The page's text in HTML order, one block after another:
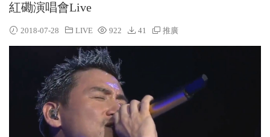
紅磡演唱會Live
2018-07-28 LIVE 922 41 推廣